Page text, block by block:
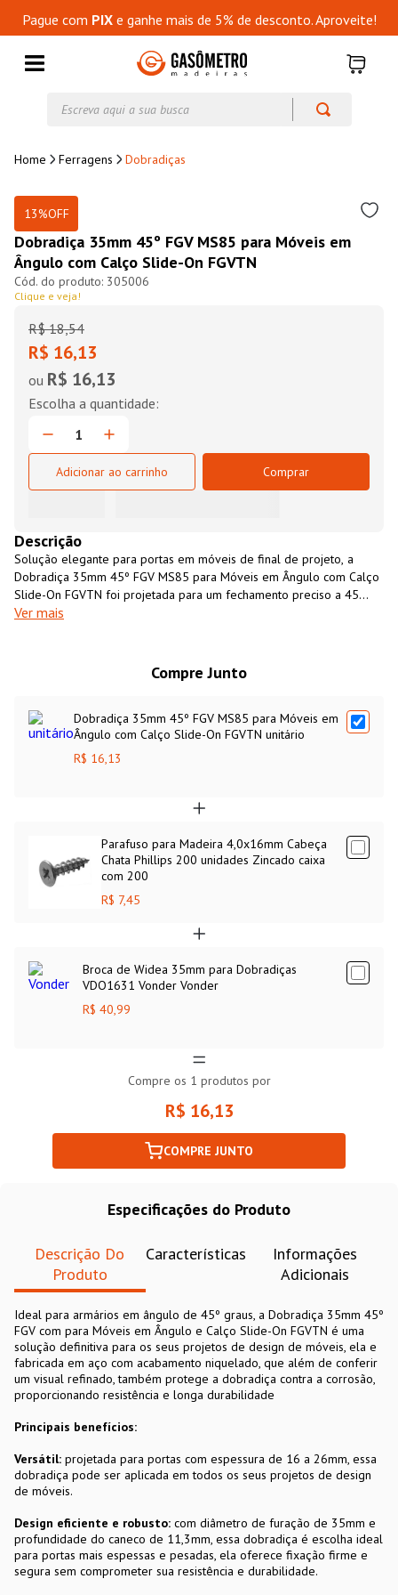
Pague com PIXe ganhe mais de 5% de desconto. Aproveite!
Ferragens Dobradiças
13%OFF
Dobradiça 35mm 45º FGV MS85 para Móveis em
Ângulo com Calço Slide-On FGVTN
305006
Clique e veja!
R$ 18,54
R$ 16,13
ou R$ 16,13
Adicionar ao carrinho Comprar
Descrição
Solução elegante para portas em móveis de final de projeto, a
Dobradiça 35mm 45º FGV MS85 para Móveis em Ângulo com Calço
Slide-On FGVTN foi projetada para um fechamento preciso a 45
graus em relação à estrutura. Ela é fabricada com matérias-primas
Ver mais
Compre Junto
Dobradiça 35mm 45º FGV MS85 para Móveis em
Ângulo com Calço Slide-On FGVTN unitário
R$ 16,13
Parafuso para Madeira 4,0x16mm Cabeça
Chata Phillips 200 unidades Zincado caixa
com 200
R$ 7,45
Broca de Widea 35mm para Dobradiças
VDO1631 Vonder Vonder
R$ 40,99
Compre os 1 produtos por
R$ 16,13
COMPRE JUNTO
Especificações do Produto
Descrição Do
Produto
Características
Informações
Adicionais
Ideal para armários em ângulo de 45º graus, a Dobradiça 35mm 45º
FGV com para Móveis em Ângulo e Calço Slide-On FGVTN é uma
solução definitiva para os seus projetos de design de móveis, ela e
fabricada em aço com acabamento niquelado, que além de conferir
um visual refinado, também protege a dobradiça contra a corrosão,
proporcionando resistência e longa durabilidade
Principais benefícios:
Versátil: projetada para portas com espessura de 16 a 26mm, essa
dobradiça pode ser aplicada em todos os seus projetos de design
de móveis.
Design eficiente e robusto: com diâmetro de furação de 35mm e
profundidade do caneco de 11,3mm, essa dobradiça é escolha ideal
para portas mais espessas e pesadas, ela oferece fixação firme e
segura sem comprometer sua resistência e durabilidade.